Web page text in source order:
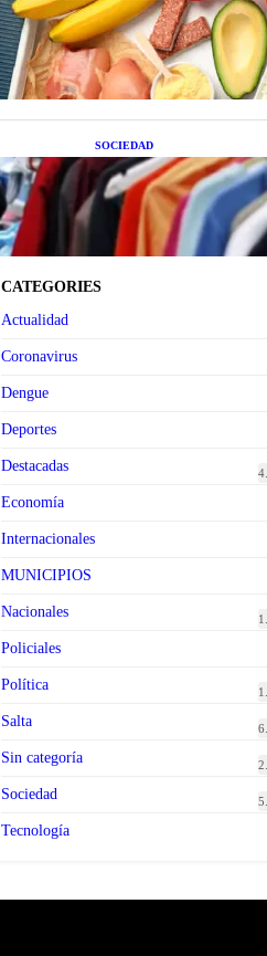
Nutrición inteligente:
superalimentos de
que deberías sumar a
este mes
SOCIEDAD
Las grandes marcas
se suman a la
ropa de segunda mano
premium
CATEGORIES
Actualidad
Coronavirus
Dengue
Deportes
Destacadas
Economía
Internacionales
MUNICIPIOS
Nacionales
Policiales
Política
Salta
Sin categoría
Sociedad
Tecnología